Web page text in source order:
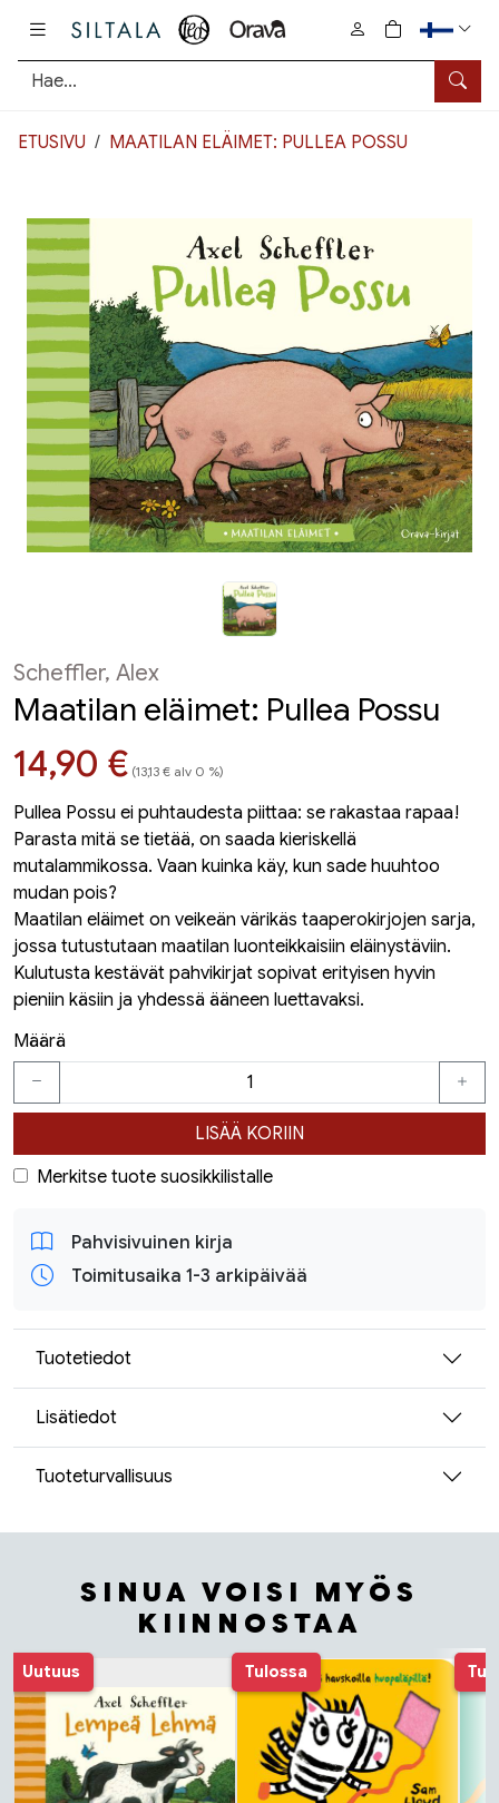
Hae
0
tuotetta
ETUSIVU MAATILAN ELÄIMET: PULLEA POSSU
Scheffler, Alex
Maatilan eläimet: Pullea Possu
Hinta nyt
14,90 € (13,13 € alv 0 %)
Pullea Possu ei puhtaudesta piittaa: se rakastaa rapaa!
Parasta mitä se tietää, on saada kieriskellä
mutalammikossa. Vaan kuinka käy, kun sade huuhtoo
mudan pois?
Maatilan eläimet on veikeän värikäs taaperokirjojen sarja,
jossa tutustutaan maatilan luonteikkaisiin eläinystäviin.
Kulutusta kestävät pahvikirjat sopivat erityisen hyvin
pieniin käsiin ja yhdessä ääneen luettavaksi.
Määrä
LISÄÄ KORIIN
Merkitse tuote suosikkilistalle
Pahvisivuinen kirja
Toimitusaika 1-3 arkipäivää
Tuotetiedot
Lisätiedot
Tuoteturvallisuus
SINUA VOISI MYÖS
KIINNOSTAA
Tuoteluettelon alku
Uutuus Tulossa